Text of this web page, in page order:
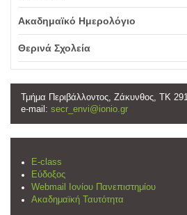
Ακαδημαϊκό Ημερολόγιο
Θερινά Σχολεία
Τμήμα Περιβάλλοντος, Ζάκυνθος, ΤΚ
e-mail: secr_envi@ionio.gr
E-class
Εύδοξος
Webmail Ιονίου Πανεπιστημίου
Ακαδημαϊκή Ταυτότητα